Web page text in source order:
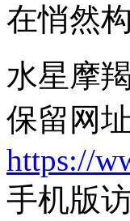
在悄然
水星摩
保留网址
https://
手机版